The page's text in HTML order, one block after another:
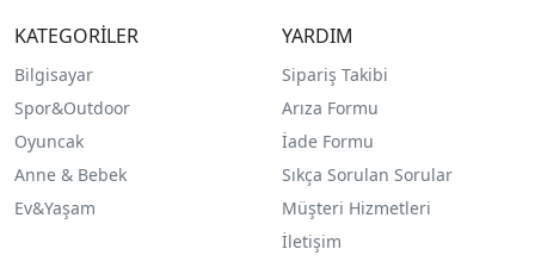
KATEGORİLER
Bilgisayar
Spor&Outdoor
Oyuncak
Anne & Bebek
Ev&Yaşam
YARDIM
Sipariş Takibi
Arıza Formu
İade Formu
Sıkça Sorulan Sorular
Müşteri Hizmetleri
İletişim